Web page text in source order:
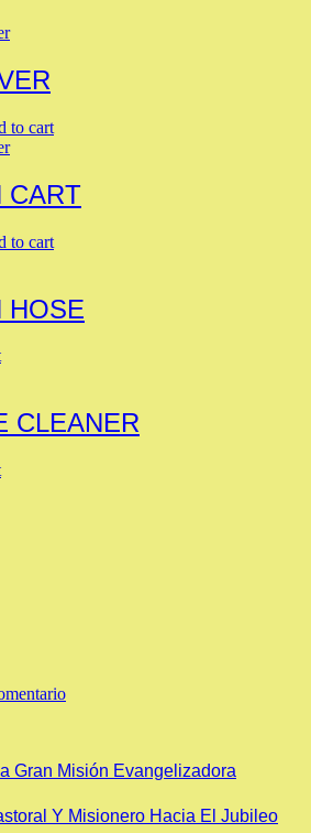
to cart
CART
to cart
HOSE
CLEANER
Gran Misión Evangelizadora
Y Misionero Hacia El Jubileo